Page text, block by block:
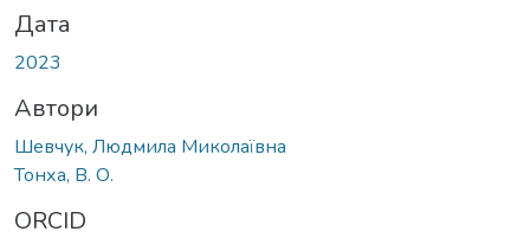
Дата
2023
Автори
Шевчук, Людмила Миколаївна
Тонха, В. О.
ORCID